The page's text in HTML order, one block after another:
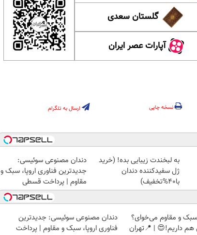
گلستان سعدی
آپارات عصر ایران
نسخه چاپی ارسال به تلگرام
به لبخندت زیبایی بده! (خرید
ژل سفیدکننده دندان
با40%تخفیف)
دندان مصنوعی سوئیسی:
جدیدترین فناوری اروپا، سبک و
مقاوم | پرداخت قسطی
و مقاوم می‌خوای؟
داریم!😍 | 📍تهران
دندان مصنوعی سوئیسی: جدیدترین
فناوری اروپا، سبک و مقاوم | پرداخت